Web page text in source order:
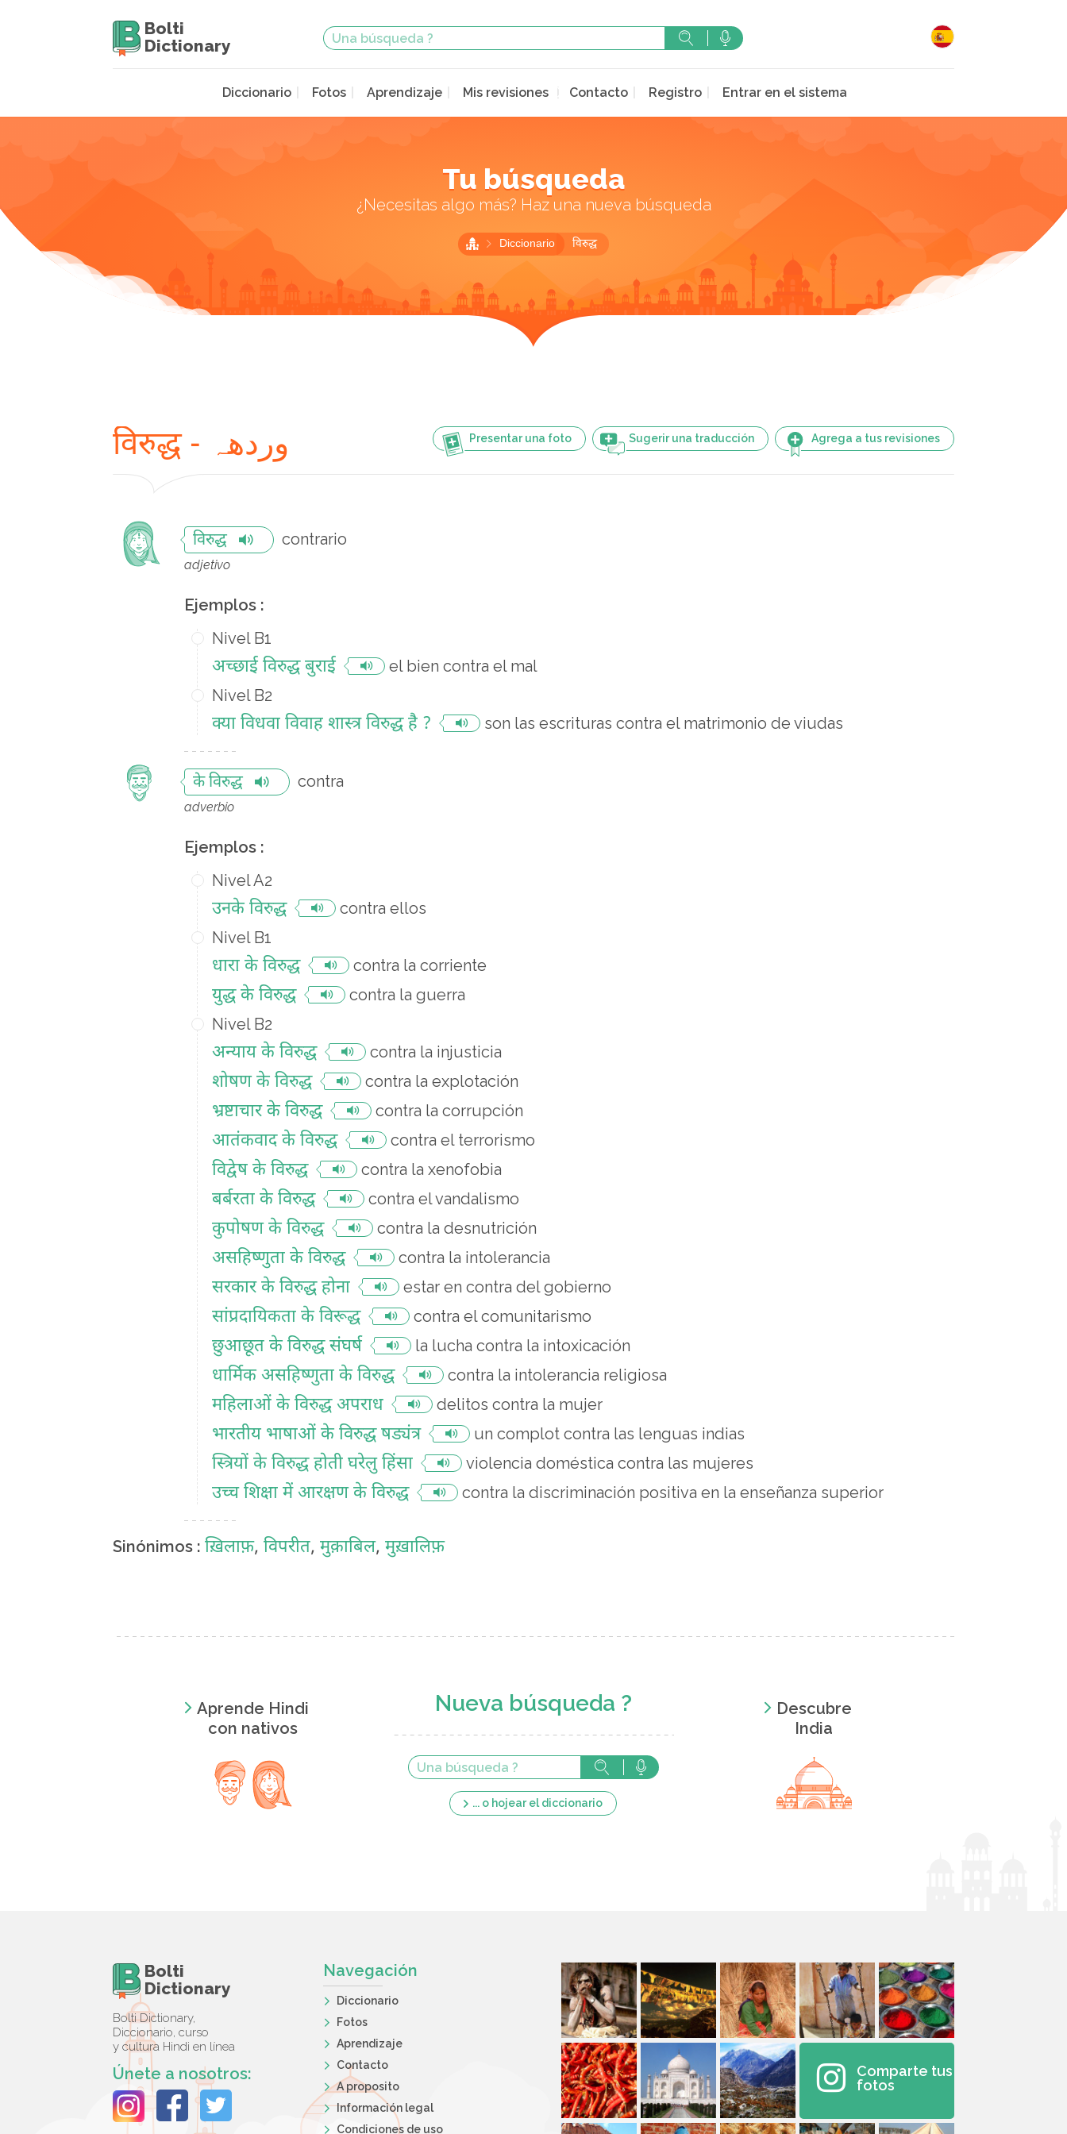
Bolti
Dictionary
Diccionario Fotos Aprendizaje Mis revisiones Contacto Registro Entrar en el sistema
Tu búsqueda
¿Necesitas algo más? Haz una nueva búsqueda
Diccionario विरुद्ध
Presentar una foto Sugerir una traducción Agrega a tus revisiones विरुद्ध - وردهہ
विरुद्ध contrario
adjetivo
Ejemplos :
Nivel B1
अच्छाई विरुद्ध बुराई
el bien contra el mal
Nivel B2
क्या विधवा विवाह शास्त्र विरुद्ध है ? son las escrituras contra el matrimonio de viudas
के विरुद्ध contra
adverbio
Ejemplos :
Nivel A2
उनके विरुद्ध
contra ellos
Nivel B1
धारा के विरुद्ध contra la corriente
युद्ध के विरुद्ध
contra la guerra
Nivel B2
अन्याय के विरुद्ध contra la injusticia
शोषण के विरुद्ध contra la explotación
भ्रष्टाचार के विरुद्ध contra la corrupción
आतंकवाद के विरुद्ध contra el terrorismo
विद्वेष के विरुद्ध contra la xenofobia
बर्बरता के विरुद्ध contra el vandalismo
कुपोषण के विरुद्ध contra la desnutrición
असहिष्णुता के विरुद्ध contra la intolerancia
सरकार के विरुद्ध होना estar en contra del gobierno
सांप्रदायिकता के विरूद्ध contra el comunitarismo
छुआछूत के विरुद्ध संघर्ष la lucha contra la intoxicación
धार्मिक असहिष्णुता के विरुद्ध contra la intolerancia religiosa
महिलाओं के विरुद्ध अपराध delitos contra la mujer
भारतीय भाषाओं के विरुद्ध षड्यंत्र un complot contra las lenguas indias
स्त्रियों के विरुद्ध होती घरेलु हिंसा violencia doméstica contra las mujeres
उच्च शिक्षा में आरक्षण के विरुद्ध contra la discriminación positiva en la enseñanza superior
Sinónimos : ख़िलाफ़, विपरीत, मुक़ाबिल, मुख़ालिफ़
Aprende Hindi
con nativos
Nueva búsqueda ?
... o hojear el diccionario
Descubre
India
Bolti
Dictionary
Bolti Dictionary,
Diccionario, curso
y cultura Hindi en línea
Únete a nosotros:
Navegación
Diccionario
Fotos
Aprendizaje
Contacto
A proposito
Información legal
Condiciones de uso
Comparte tus
fotos